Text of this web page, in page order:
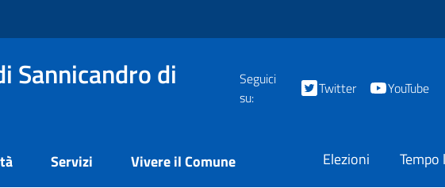
Sannicandro di
Seguici
su:
Twitter YouTube
Servizi Vivere il Comune Elezioni Tempo